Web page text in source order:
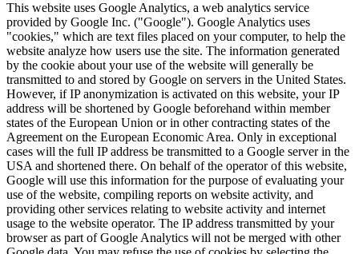
This website uses Google Analytics, a web analytics service
provided by Google Inc. ("Google"). Google Analytics uses
"cookies," which are text files placed on your computer, to help the
website analyze how users use the site. The information generated
by the cookie about your use of the website will generally be
transmitted to and stored by Google on servers in the United States.
However, if IP anonymization is activated on this website, your IP
address will be shortened by Google beforehand within member
states of the European Union or in other contracting states of the
Agreement on the European Economic Area. Only in exceptional
cases will the full IP address be transmitted to a Google server in the
USA and shortened there. On behalf of the operator of this website,
Google will use this information for the purpose of evaluating your
use of the website, compiling reports on website activity, and
providing other services relating to website activity and internet
usage to the website operator. The IP address transmitted by your
browser as part of Google Analytics will not be merged with other